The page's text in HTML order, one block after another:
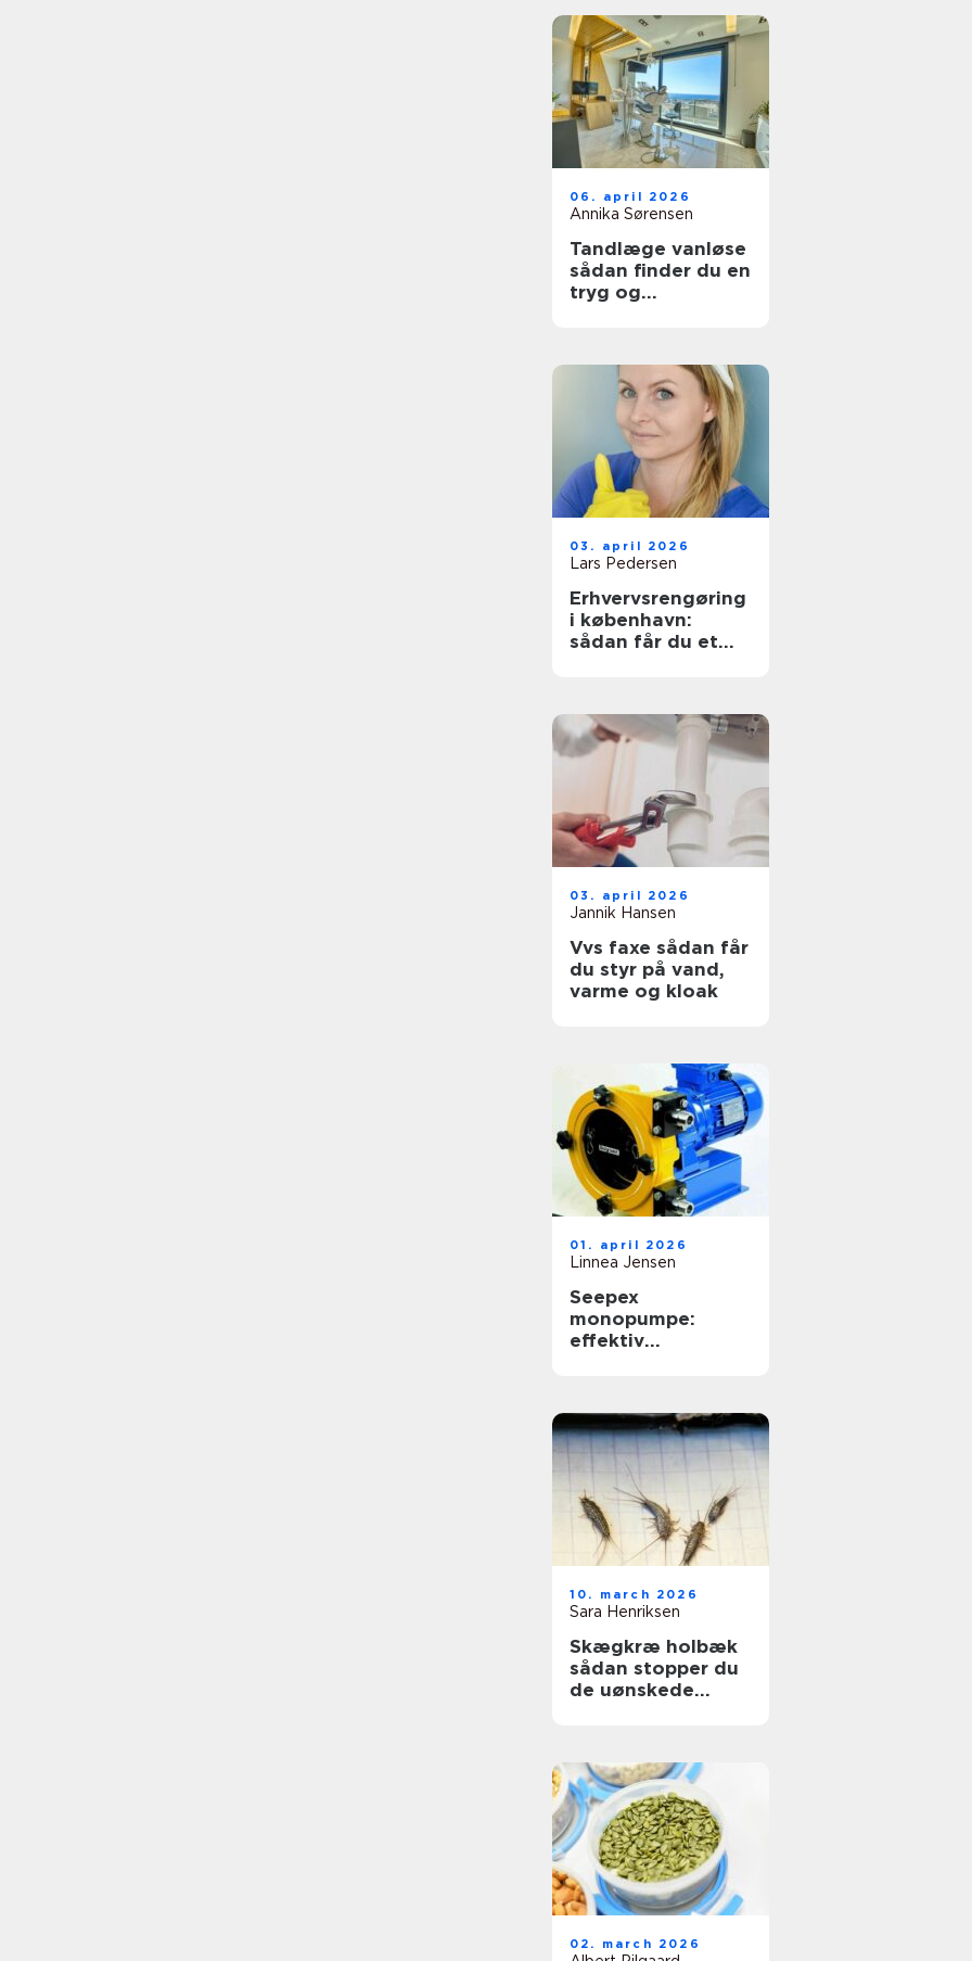
06. april 2026
Annika Sørensen
Tandlæge vanløse
sådan finder du en
tryg og
03. april 2026
Lars Pedersen
Erhvervsrengøring
i københavn:
sådan får du et
03. april 2026
Jannik Hansen
Vvs faxe sådan får
du styr på vand,
varme og kloak
01. april 2026
Linnea Jensen
Seepex
monopumpe:
effektiv
10. march 2026
Sara Henriksen
Skægkræ holbæk
sådan stopper du
de uønskede
02. march 2026